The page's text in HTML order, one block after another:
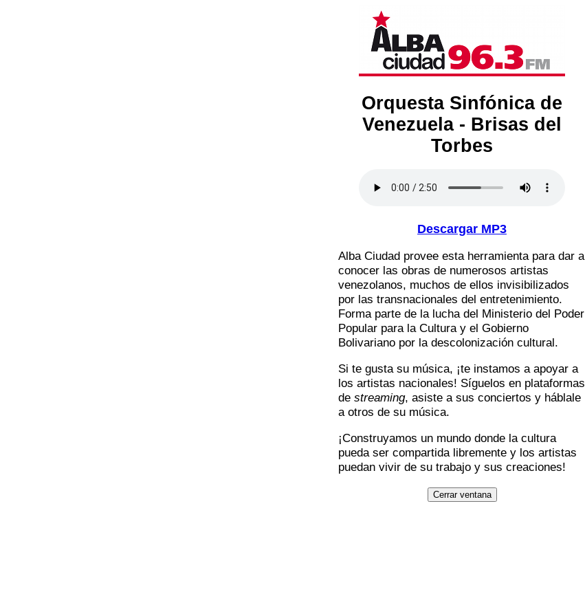
Orquesta Sinfónica de
Venezuela - Brisas del
Torbes
Descargar MP3
Alba Ciudad provee esta herramienta para dar a
conocer las obras de numerosos artistas
venezolanos, muchos de ellos invisibilizados
por las transnacionales del entretenimiento.
Forma parte de la lucha del Ministerio del Poder
Popular para la Cultura y el Gobierno
Bolivariano por la descolonización cultural.
Si te gusta su música, ¡te instamos a apoyar a
los artistas nacionales! Síguelos en plataformas
de streaming, asiste a sus conciertos y háblale
a otros de su música.
¡Construyamos un mundo donde la cultura
pueda ser compartida libremente y los artistas
puedan vivir de su trabajo y sus creaciones!